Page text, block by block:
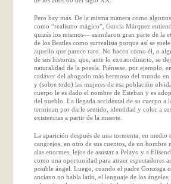
Pero hay más. De la misma manera como
como “realismo mágico”, García Márquez
quizás los mismos— asimilaron gran parte de la
de los Beatles como surrealista porque así se
aquello que parece raro. No hacen como él, o
de sus historias, que, ante lo extraordinario, se
naturalidad de la poesía. Piénsese, por ejemplo,
cadáver del ahogado más hermoso del mundo
y (sobre todo) las mujeres de esa población
cuerpo le es dado el nombre de Esteban y es
del pueblo. La llegada accidental de su cuerpo a
terminan por darle sentido, identidad y color a sus
existencias a partir de la muerte.
La aparición después de una tormenta, en medio
cangrejos, en otro de sus cuentos, de un hombre
alas enormes, lejos de asustar a Pelayo y a
como una oportunidad para atraer espectadores
posible ángel. Luego, cuando el padre Gonzaga
anciano no habla latín, el lenguaje de los